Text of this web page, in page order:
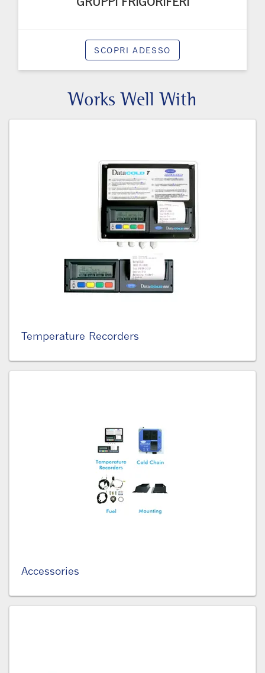
SCOPRI ADESSO
Works Well With
Temperature Recorders
Accessories